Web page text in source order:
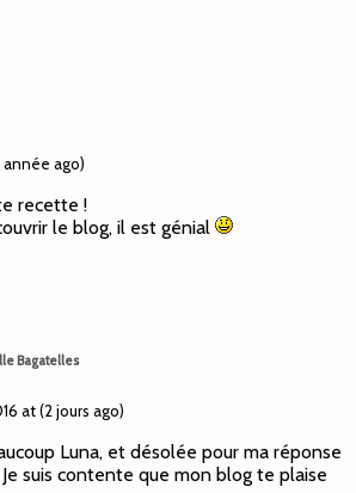
année ago)
recette !
le blog, il est génial
Bagatelles
at (2 jours ago)
Luna, et désolée pour ma réponse
Je suis contente que mon blog te plaise